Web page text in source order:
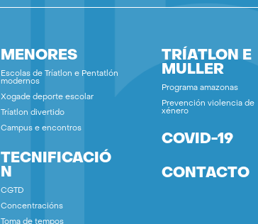
MENORES
Escolas de Tríatlon e Pentatlón
modernos
Xogade deporte escolar
Tríatlon divertido
Campus e encontros
TECNIFICACIÓ
N
CGTD
Concentracións
Toma de tempos
TRÍATLON E
MULLER
Programa amazonas
Prevención violencia de
xénero
COVID-19
CONTACTO